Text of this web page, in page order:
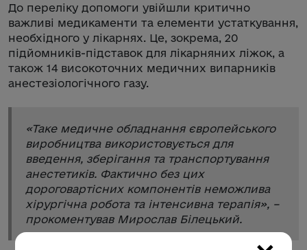
До переліку допомоги увійшли критично
важливі медикаменти та елементи устаткування,
необхідного у лікарнях. Це, зокрема, 20
підйомників-підставок для лікарняних ліжок, а
також 14 високоточних медичних випарників
анестезіологічного газу.
«Таке медичне обладнання європейського
виробництва використовується для
введення, зберігання та транспортування
анестетиків. Фактично без цих
дороговартісних компонентів неможлива
хірургічна робота та інтенсивна терапія», –
прокоментував Мирослав Білецький.